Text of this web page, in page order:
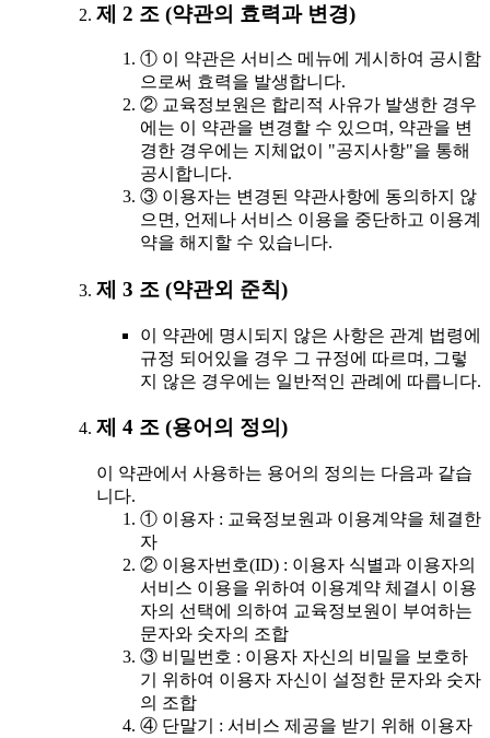
제 2 조 (약관의 효력과 변경)
① 이 약관은 서비스 메뉴에 게시하여 공시함
으로써 효력을 발생합니다.
② 교육정보원은 합리적 사유가 발생한 경우
에는 이 약관을 변경할 수 있으며, 약관을 변
경한 경우에는 지체없이 "공지사항"을 통해
공시합니다.
③ 이용자는 변경된 약관사항에 동의하지 않
으면, 언제나 서비스 이용을 중단하고 이용계
약을 해지할 수 있습니다.
제 3 조 (약관외 준칙)
이 약관에 명시되지 않은 사항은 관계 법령에
규정 되어있을 경우 그 규정에 따르며, 그렇
지 않은 경우에는 일반적인 관례에 따릅니다.
제 4 조 (용어의 정의)
이 약관에서 사용하는 용어의 정의는 다음과 같습
니다.
① 이용자 : 교육정보원과 이용계약을 체결한
자
② 이용자번호(ID) : 이용자 식별과 이용자의
서비스 이용을 위하여 이용계약 체결시 이용
자의 선택에 의하여 교육정보원이 부여하는
문자와 숫자의 조합
③ 비밀번호 : 이용자 자신의 비밀을 보호하
기 위하여 이용자 자신이 설정한 문자와 숫자
의 조합
④ 단말기 : 서비스 제공을 받기 위해 이용자